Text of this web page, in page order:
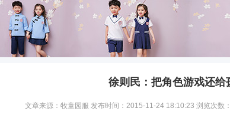
徐则民：把角色游戏还给
文章来源：牧童园服 发布时间：2015-11-24 18:10:23 浏览次数